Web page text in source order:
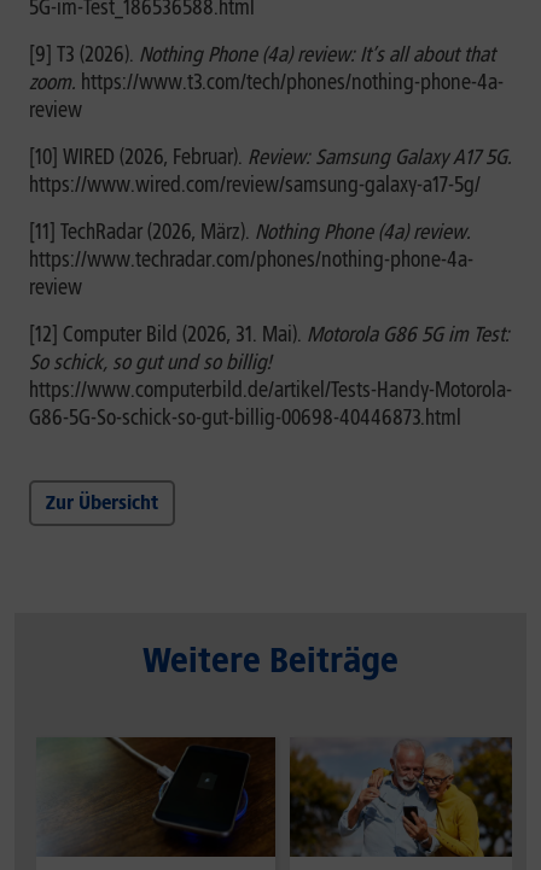
5G-im-Test_186536588.html
[9] T3 (2026). Nothing Phone (4a) review: It’s all about that
zoom. https://www.t3.com/tech/phones/nothing-phone-4a-
review
[10] WIRED (2026, Februar). Review: Samsung Galaxy A17 5G.
https://www.wired.com/review/samsung-galaxy-a17-5g/
[11] TechRadar (2026, März). Nothing Phone (4a) review.
https://www.techradar.com/phones/nothing-phone-4a-
review
[12] Computer Bild (2026, 31. Mai). Motorola G86 5G im Test:
So schick, so gut und so billig!
https://www.computerbild.de/artikel/Tests-Handy-Motorola-
G86-5G-So-schick-so-gut-billig-00698-40446873.html
Zur Übersicht
Weitere Beiträge